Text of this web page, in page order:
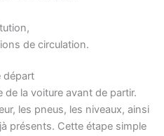
de circulation.
départ
la voiture avant de partir.
les pneus, les niveaux, ainsi
présents. Cette étape simple